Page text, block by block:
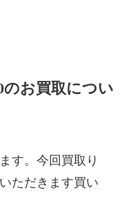
のお買取につい
す。今回買取り
ただきます買い